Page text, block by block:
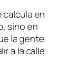
calcula en
sino en
la gente
a la calle.